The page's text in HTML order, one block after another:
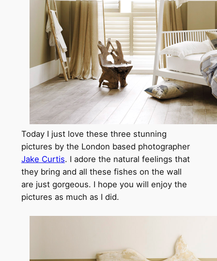
Today I just love these three stunning
pictures by the London based photographer
Jake Curtis. I adore the natural feelings that
they bring and all these fishes on the wall
are just gorgeous. I hope you will enjoy the
pictures as much as I did.